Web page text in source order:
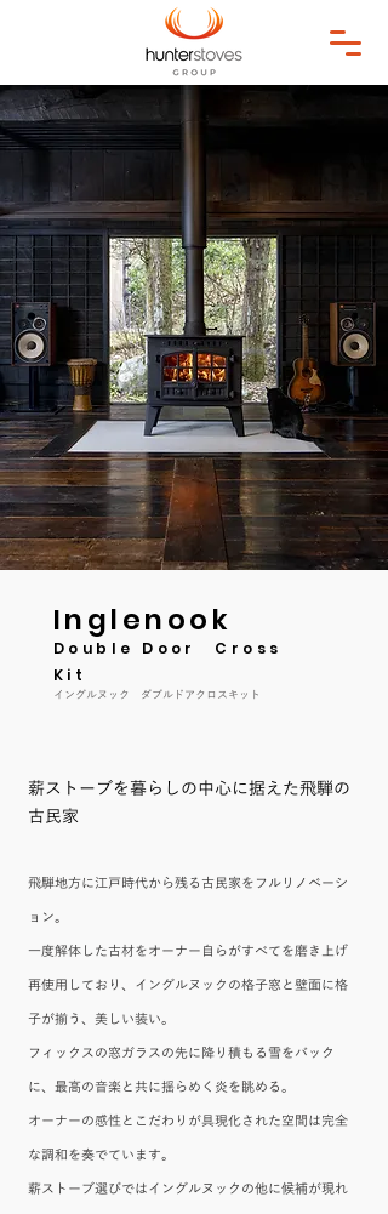
Inglenook
Double Door Cross
Kit
イングルヌック ダブルドアクロスキット
薪ストーブを暮らしの中心に据えた飛騨の
古民家
飛騨地方に江戸時代から残る古民家をフルリノベーシ
ョン。
一度解体した古材をオーナー自らがすべてを磨き上げ
再使用しており、イングルヌックの格子窓と壁面に格
子が揃う、美しい装い。
フィックスの窓ガラスの先に降り積もる雪をバック
に、最高の音楽と共に揺らめく炎を眺める。
オーナーの感性とこだわりが具現化された空間は完全
な調和を奏でています。
薪ストーブ選びではイングルヌックの他に候補が現れ